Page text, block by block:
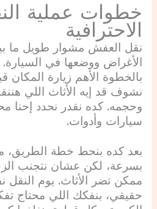
خطوات عملية
الاحترافية
نقل العفش مشوار طويل ما
الأغراض ووضعها في السيارة.
بالخطوة الأهم زيارة المكان
نشوف قد إيه الأثاث اللي
وحجمه. كده نقدر نحدد إحنا
سيارات وأدوات.
بعد كده بنحط خطة
بسرعة، لكن عشان نتجنب
ممكن تضر الأثاث. يوم
حقيقي، بنفكك اللي محتاج